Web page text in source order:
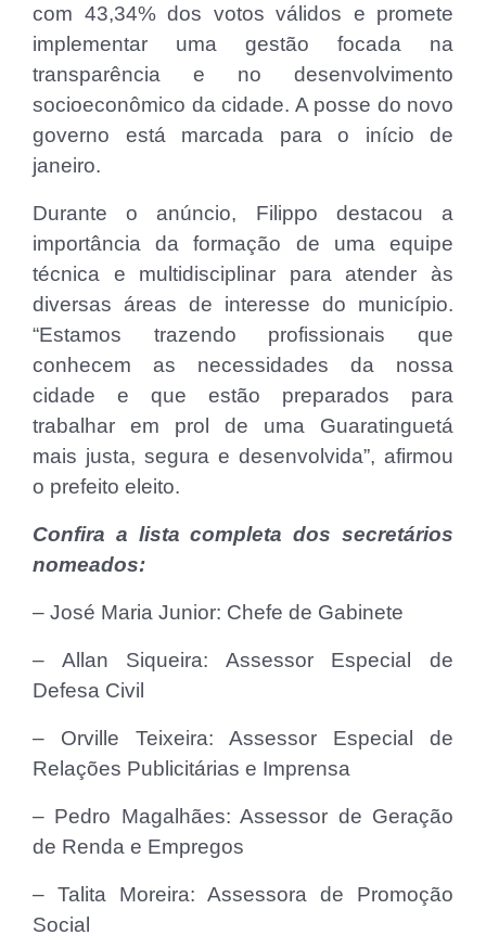
com 43,34% dos votos válidos e promete
implementar uma gestão focada na
transparência e no desenvolvimento
socioeconômico da cidade. A posse do novo
governo está marcada para o início de
janeiro.
Durante o anúncio, Filippo destacou a
importância da formação de uma equipe
técnica e multidisciplinar para atender às
diversas áreas de interesse do município.
“Estamos trazendo profissionais que
conhecem as necessidades da nossa
cidade e que estão preparados para
trabalhar em prol de uma Guaratinguetá
mais justa, segura e desenvolvida”, afirmou
o prefeito eleito.
Confira a lista completa dos secretários
nomeados:
– José Maria Junior: Chefe de Gabinete
– Allan Siqueira: Assessor Especial de
Defesa Civil
– Orville Teixeira: Assessor Especial de
Relações Publicitárias e Imprensa
– Pedro Magalhães: Assessor de Geração
de Renda e Empregos
– Talita Moreira: Assessora de Promoção
Social